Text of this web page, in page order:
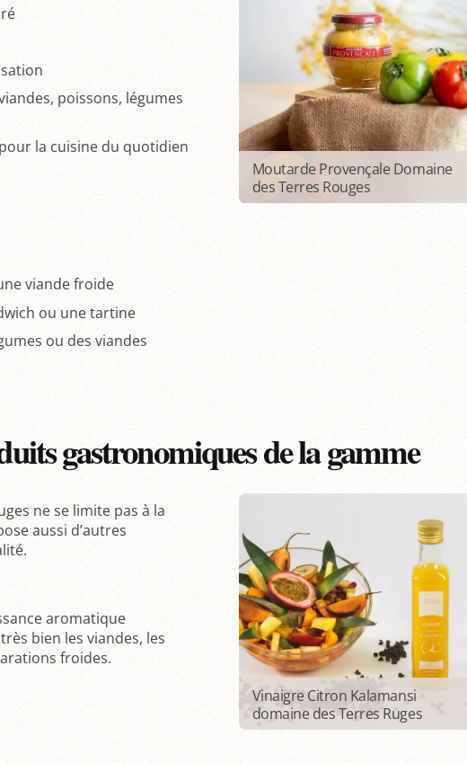
poissons, légumes
la cuisine du quotidien
viande froide
ou une tartine
ou des viandes
Moutarde Provençale Domaine
des Terres Rouges
gastronomiques de la gamme
ne se limite pas à la
aussi d’autres
aromatique
bien les viandes, les
froides.
Vinaigre Citron Kalamansi
domaine des Terres Ruges